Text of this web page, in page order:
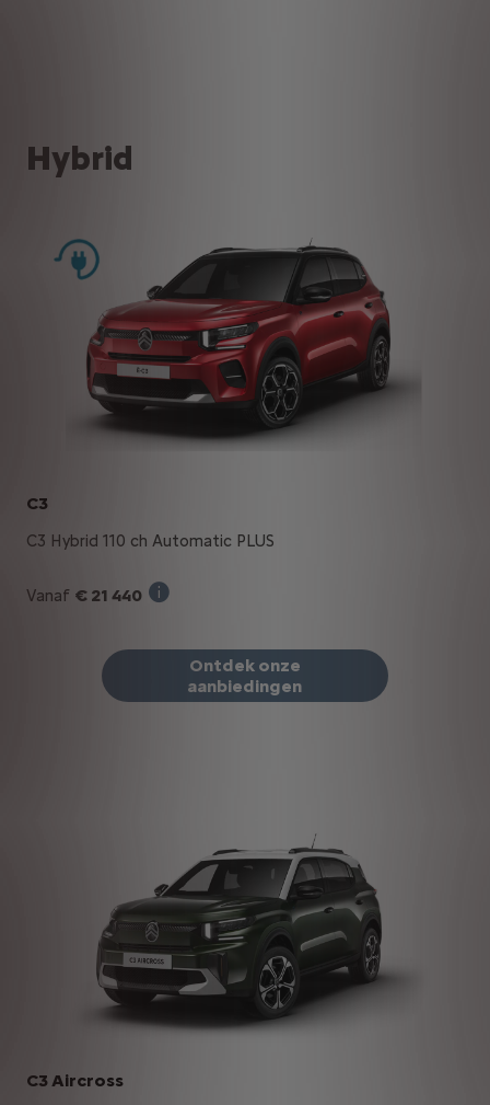
Hybrid
C3
C3 Hybrid 110 ch Automatic PLUS
Vanaf € 21 440
Ontdek onze
aanbiedingen
C3 Aircross